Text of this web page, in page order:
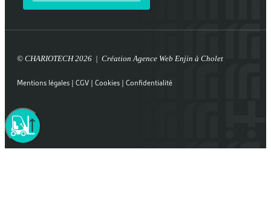
© CHARIOTECH 2026 | Création Agence Web Enjin à Cholet
Mentions légales | CGV | Cookies | Confidentialité